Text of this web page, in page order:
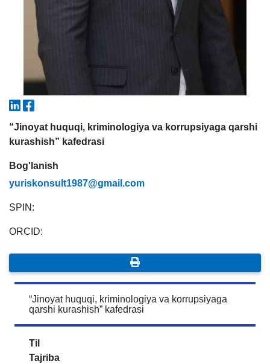
“Jinoyat huquqi, kriminologiya va korrupsiyaga qarshi
kurashish” kafedrasi
Bog'lanish
yuriskonsult1987@gmail.com
SPIN:
ORCID:
“Jinoyat huquqi, kriminologiya va korrupsiyaga
qarshi kurashish” kafedrasi
Til
Tajriba